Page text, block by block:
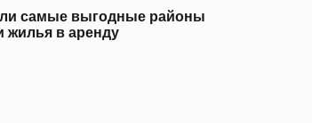
самые выгодные районы
жилья в аренду